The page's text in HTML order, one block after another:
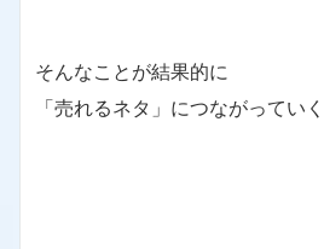
そんなことが結果的に
「売れるネタ」につながっていく